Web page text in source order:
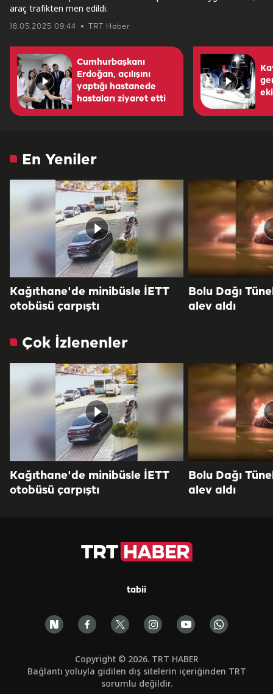
18.05.2025 09:44 TRT Haber
araç trafikten men edildi.
Cumhurbaşkanı
Erdoğan, açılışını
yaptığı hastanede
hastaları ziyaret etti
En Yeniler
Kağıthane'de minibüsle İETT
otobüsü çarpıştı
Bolu Dağı
alev aldı
Çok İzlenenler
Kağıthane'de minibüsle İETT
otobüsü çarpıştı
Bolu Dağı
alev aldı
tabii
Copyright © 2026. TRT HABER
Bağlantı yoluyla gidilen dış sitelerin içeriğinden TRT
sorumlu değildir.